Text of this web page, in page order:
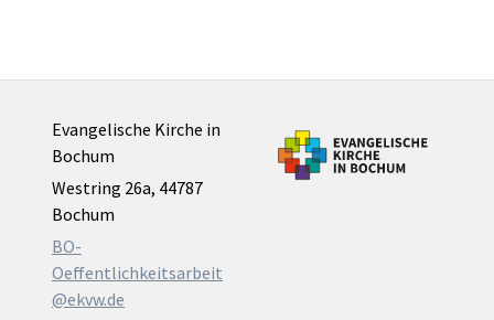
Evangelische Kirche in
Bochum
Westring 26a, 44787
Bochum
BO-
Oeffentlichkeitsarbeit
@ekvw.de